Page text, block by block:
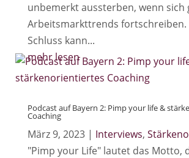
unbemerkt aussterben, wenn sich
Arbeitsmarkttrends fortschreiben.
Schluss kann...
mehr lesen
Podcast auf Bayern 2: Pimp your life &
Coaching
März 9, 2023| Interviews,
"Pimp your Life" lautet das Motto,